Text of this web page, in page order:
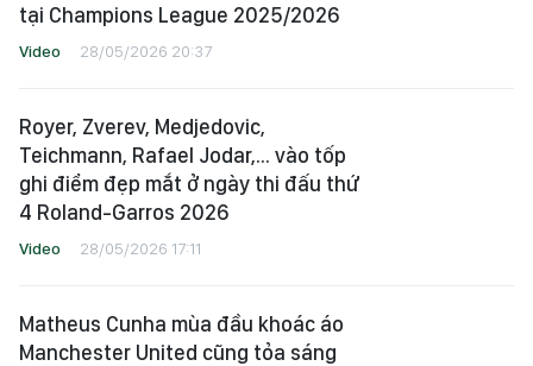
tại Champions League 2025/2026
Video 28/05/2026 20:37
Royer, Zverev, Medjedovic,
Teichmann, Rafael Jodar,... vào tốp
ghi điểm đẹp mắt ở ngày thi đấu thứ
4 Roland-Garros 2026
Video 28/05/2026 17:11
Matheus Cunha mùa đầu khoác áo
Manchester United cũng tỏa sáng